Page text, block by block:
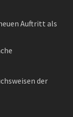
Auftritt als
der